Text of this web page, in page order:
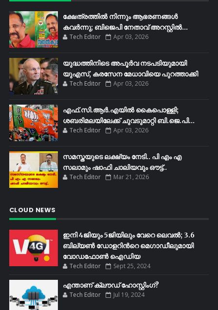
ക്ഷേത്രത്തിൽ നിന്നും ആഭരണങ്ങൾ
കവർന്നു; ബിജെപി നേതാവ് അറസ്റ്റിൽ...
Tech Editor Apr 03, 2026
യുദ്ധത്തിനിടെ അപൂർവ നടപടിയുമായി
യുഎസ്, കരസേന മേധാവിയെ പുറത്താക്കി
Tech Editor Apr 03, 2026
എഫ്​.സി.ആർ.എയിൽ കൈപൊള്ളി;
ശബരിമലയിലേക്ക്​ ചുവടുമാറ്റി ബി.ജെ.പി...
Tech Editor Apr 03, 2026
സമസ്തയുടെ ലക്ഷ്യം നേടി.. പി എം എ
സലാമും ഷാഫി ചാലിയവും ഔട്ട്..
Tech Editor Mar 21, 2026
CLOUD NEWS
ഇനി 4ജിയും 5ജിയിലും വേറെ ലെവൽ; 3.6
ബില്യണ്‍ ഡോളറിന്‍റെ മെഗാഡീലുമായി
വോഡഫോണ്‍ ഐഡിയ
Tech Editor Sept 25, 2024
എന്താണ് ക്ലൗഡ് ഹോസ്റ്റിംഗ്?
Tech Editor Jul 19, 2024